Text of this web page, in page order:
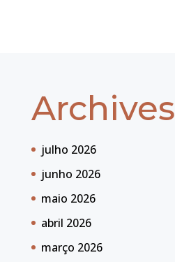
Archives
julho 2026
junho 2026
maio 2026
abril 2026
março 2026